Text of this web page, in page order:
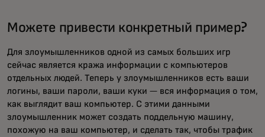
Можете привести конкретный пример?
Для злоумышленников одной из самых больших игр
сейчас является кража информации с компьютеров
отдельных людей. Теперь у злоумышленников есть ваши
логины, ваши пароли, ваши куки — вся информация о том,
как выглядит ваш компьютер. С этими данными
злоумышленник может создать поддельную машину,
похожую на ваш компьютер, и сделать так, чтобы трафик